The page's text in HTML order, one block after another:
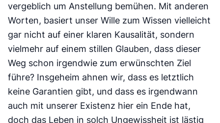
vergeblich um Anstellung bemühen. Mit anderen
Worten, basiert unser Wille zum Wissen vielleicht
gar nicht auf einer klaren Kausalität, sondern
vielmehr auf einem stillen Glauben, dass dieser
Weg schon irgendwie zum erwünschten Ziel
führe? Insgeheim ahnen wir, dass es letztlich
keine Garantien gibt, und dass es irgendwann
auch mit unserer Existenz hier ein Ende hat,
doch das Leben in solch Ungewissheit ist lästig